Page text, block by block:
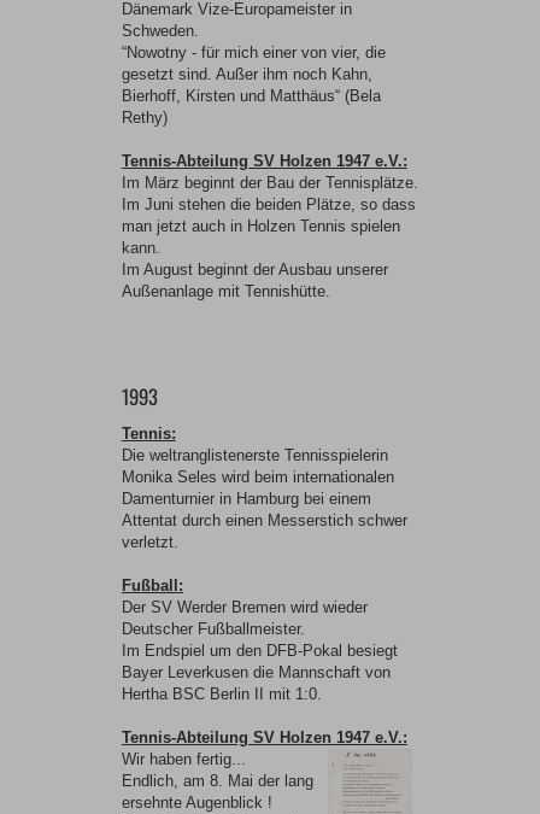
Dänemark Vize-Europameister in
Schweden.
“Nowotny - für mich einer von vier, die
gesetzt sind. Außer ihm noch Kahn,
Bierhoff, Kirsten und Matthäus“ (Bela
Rethy)
Tennis-Abteilung SV Holzen 1947 e.V.:
Im März beginnt der Bau der Tennisplätze.
Im Juni stehen die beiden Plätze, so dass
man jetzt auch in Holzen Tennis spielen
kann.
Im August beginnt der Ausbau unserer
Außenanlage mit Tennishütte.
1993
Tennis:
Die weltranglistenerste Tennisspielerin
Monika Seles wird beim internationalen
Damenturnier in Hamburg bei einem
Attentat durch einen Messerstich schwer
verletzt.
Fußball:
Der SV Werder Bremen wird wieder
Deutscher Fußballmeister.
Im Endspiel um den DFB-Pokal besiegt
Bayer Leverkusen die Mannschaft von
Hertha BSC Berlin II mit 1:0.
Tennis-Abteilung SV Holzen 1947 e.V.:
Wir haben fertig...
Endlich, am 8. Mai der lang
ersehnte Augenblick !